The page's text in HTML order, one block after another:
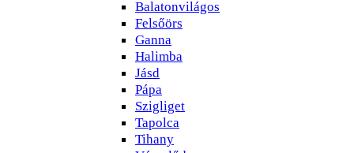
Balatonvilágos
Felsőörs
Ganna
Halimba
Jásd
Pápa
Szigliget
Tapolca
Tihany